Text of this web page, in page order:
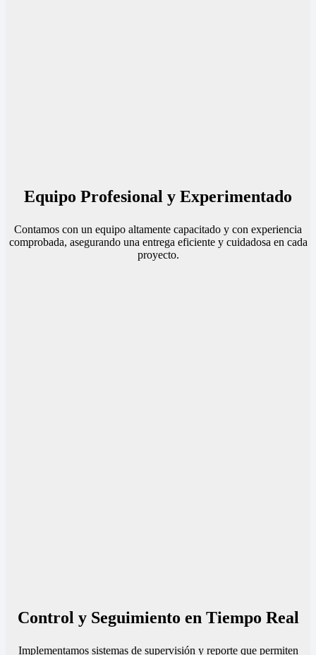
Equipo Profesional y Experimentado
Contamos con un equipo altamente capacitado y con experiencia
comprobada, asegurando una entrega eficiente y cuidadosa en cada
proyecto.
Control y Seguimiento en Tiempo Real
Implementamos sistemas de supervisión y reporte que permiten